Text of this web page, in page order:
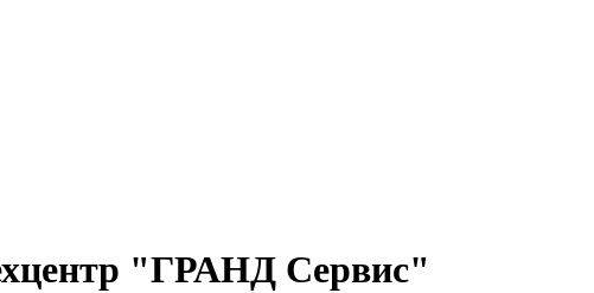
"ГРАНД Сервис"